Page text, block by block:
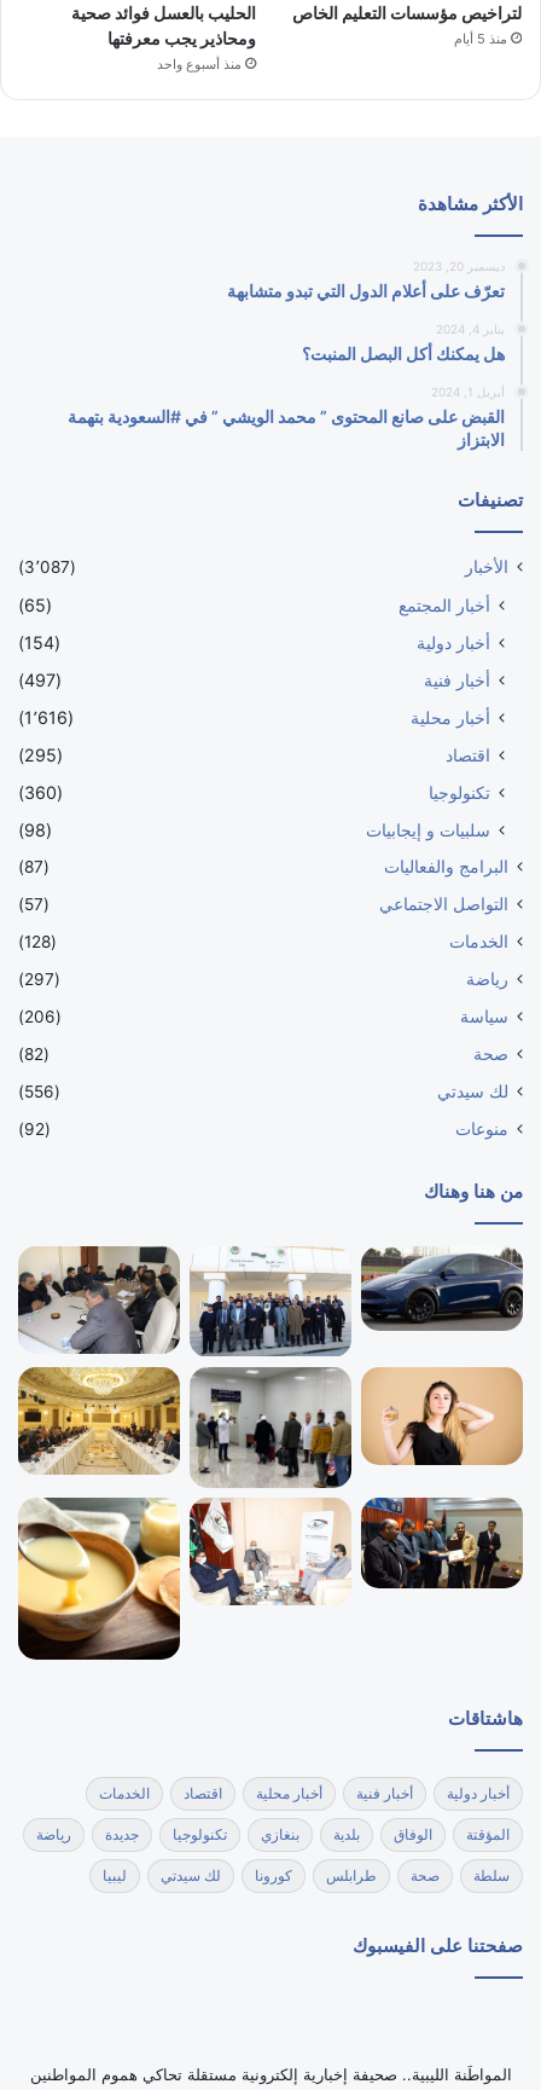
لتراخيص مؤسسات التعليم الخاص
منذ 5 أيام
الحليب بالعسل فوائد صحية
ومحاذير يجب معرفتها
منذ أسبوع واحد
الأكثر مشاهدة
ديسمبر 20, 2023
تعرّف على أعلام الدول التي تبدو متشابهة
يناير 4, 2024
هل يمكنك أكل البصل المنبت؟
أبريل 1, 2024
القبض على صانع المحتوى ” محمد الويشي ” في #السعودية بتهمة
الابتزاز
تصنيفات
الأخبار (3٬087)
أخبار المجتمع
(65)
أخبار دولية
(154)
أخبار فنية
(497)
أخبار محلية
(1٬616)
اقتصاد
(295)
تكنولوجيا
(360)
سلبيات و إيجابيات
(98)
البرامج والفعاليات
(87)
التواصل الاجتماعي
(57)
الخدمات
(128)
رياضة
(297)
سياسة
(206)
صحة
(82)
لك سيدتي
(556)
منوعات
(92)
من هنا وهناك
هاشتاقات
أخبار دولية أخبار فنية أخبار محلية اقتصاد الخدمات
المؤقتة الوفاق بلدية بنغازي تكنولوجيا جديدة رياضة
سلطة صحة طرابلس كورونا لك سيدتي ليبيا
صفحتنا على الفيسبوك
‏المواطَنة الليبية.. صحيفة إخبارية إلكترونية مستقلة تحاكي هموم المواطنين